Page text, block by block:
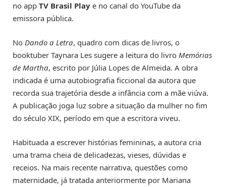
no app TV Brasil Play e no canal do YouTube da
emissora pública.
No Dando a Letra, quadro com dicas de livros, o
booktuber Taynara Les sugere a leitura do livro Memórias
de Martha, escrito por Júlia Lopes de Almeida. A obra
indicada é uma autobiografia ficcional da autora que
recorda sua trajetória desde a infância com a mãe viúva.
A publicação joga luz sobre a situação da mulher no fim
do século XIX, período em que a escritora viveu.
Habituada a escrever histórias femininas, a autora cria
uma trama cheia de delicadezas, vieses, dúvidas e
receios. Na mais recente narrativa, questões como
maternidade, já tratada anteriormente por Mariana